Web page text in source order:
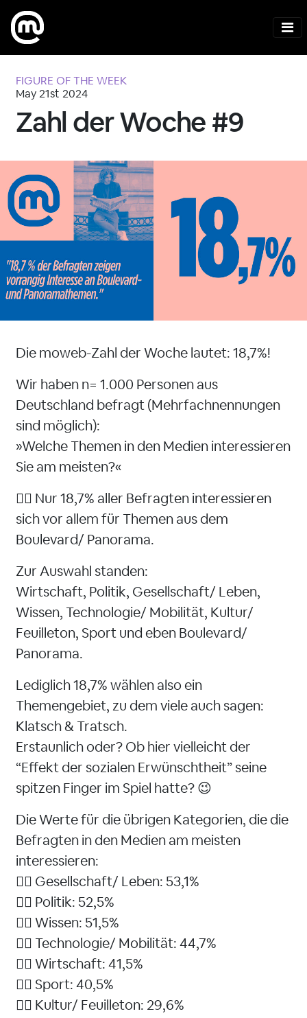
FIGURE OF THE WEEK
May 21st 2024
Zahl der Woche #9
Die moweb-Zahl der Woche lautet: 18,7%!
Wir haben n= 1.000 Personen aus
Deutschland befragt (Mehrfachnennungen
sind möglich):
»Welche Themen in den Medien interessieren
Sie am meisten?«
👉🏻 Nur 18,7% aller Befragten interessieren
sich vor allem für Themen aus dem
Boulevard/ Panorama.
Zur Auswahl standen:
Wirtschaft, Politik, Gesellschaft/ Leben,
Wissen, Technologie/ Mobilität, Kultur/
Feuilleton, Sport und eben Boulevard/
Panorama.
Lediglich 18,7% wählen also ein
Themengebiet, zu dem viele auch sagen:
Klatsch & Tratsch.
Erstaunlich oder? Ob hier vielleicht der
“Effekt der sozialen Erwünschtheit” seine
spitzen Finger im Spiel hatte? 😉
Die Werte für die übrigen Kategorien, die die
Befragten in den Medien am meisten
interessieren:
👉🏻 Gesellschaft/ Leben: 53,1%
👉🏻 Politik: 52,5%
👉🏻 Wissen: 51,5%
👉🏻 Technologie/ Mobilität: 44,7%
👉🏻 Wirtschaft: 41,5%
👉🏻 Sport: 40,5%
👉🏻 Kultur/ Feuilleton: 29,6%